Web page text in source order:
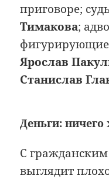
приговоре;
Тимакова;
Ярослав
Станислав
Деньги:
С
выглядит